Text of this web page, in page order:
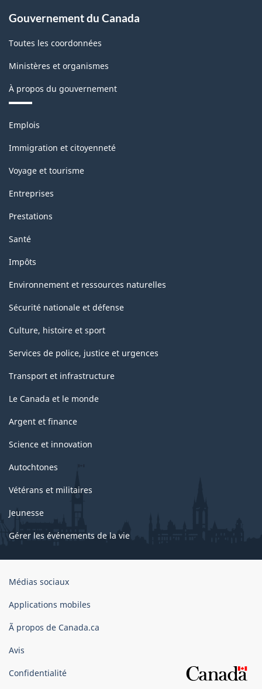
Gouvernement du Canada
Toutes les coordonnées
Ministères et organismes
À propos du gouvernement
Thèmes
sujets
Emplois
Immigration et citoyenneté
Voyage et tourisme
Entreprises
Prestations
Santé
Impôts
Environnement et ressources naturelles
Sécurité nationale et défense
Culture, histoire et sport
Services de police, justice et urgences
Transport et infrastructure
Le Canada et le monde
Argent et finance
Science et innovation
Autochtones
Vétérans et militaires
Jeunesse
Gérer les événements de la vie
Organisation
gouvernement
Canada
Médias sociaux
Applications mobiles
Ã propos de Canada.ca
Avis
Confidentialité